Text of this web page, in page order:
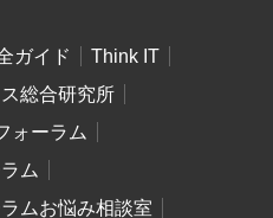
ガイド
Think IT
総合研究所
ォーラム
ム
ムお悩み相談室